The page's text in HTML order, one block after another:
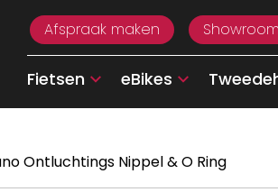
Afspraak maken
Showroom
Fietsen eBikes
Ontluchtings Nippel & O Ring